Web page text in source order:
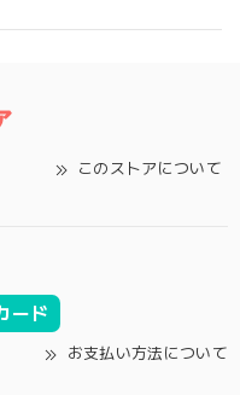
このストアについて
ード
お支払い方法について